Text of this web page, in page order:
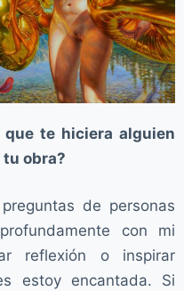
te hiciera alguien
obra?
de personas
con mi
reflexión o inspirar
estoy encantada. Si